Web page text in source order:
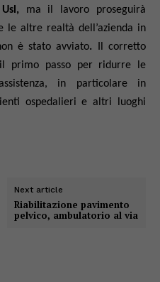
ma il lavoro proseguirà
le altre realtà dell’azienda in
è stato avviato.
Il corretto
primo passo per ridurre le
in particolare in
ospedalieri e altri luoghi
Next article
Riabilitazione pavimento
pelvico, ambulatorio al via